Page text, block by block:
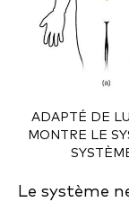
ADAPTÉ DE
MONTRE LE
Le système